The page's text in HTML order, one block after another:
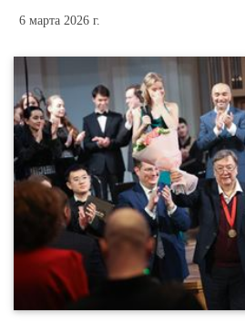
6 марта 2026 г.